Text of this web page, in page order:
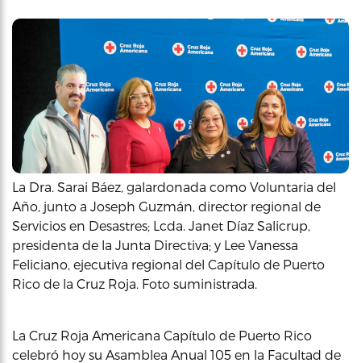
La Dra. Sarai Báez, galardonada como Voluntaria del
Año, junto a Joseph Guzmán, director regional de
Servicios en Desastres; Lcda. Janet Díaz Salicrup,
presidenta de la Junta Directiva; y Lee Vanessa
Feliciano, ejecutiva regional del Capítulo de Puerto
Rico de la Cruz Roja. Foto suministrada.
La Cruz Roja Americana Capítulo de Puerto Rico
celebró hoy su Asamblea Anual 105 en la Facultad de